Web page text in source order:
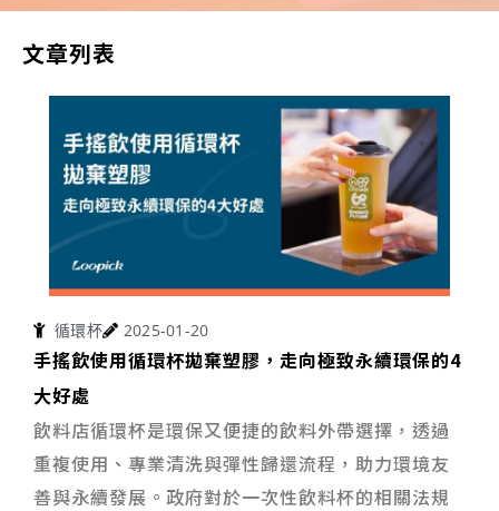
文章列表
循環杯 2025-01-20
手搖飲使用循環杯拋棄塑膠，走向極致永續環保的4
大好處
飲料店循環杯是環保又便捷的飲料外帶選擇，透過
重複使用、專業清洗與彈性歸還流程，助力環境友
善與永續發展。政府對於一次性飲料杯的相關法規